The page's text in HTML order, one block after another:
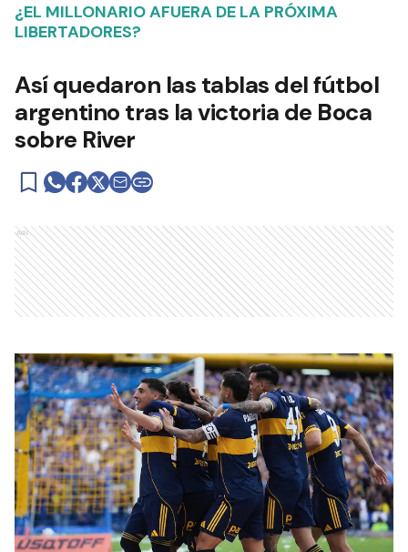
¿EL MILLONARIO AFUERA DE LA PRÓXIMA
LIBERTADORES?
Así quedaron las tablas del fútbol
argentino tras la victoria de Boca
sobre River
Ads